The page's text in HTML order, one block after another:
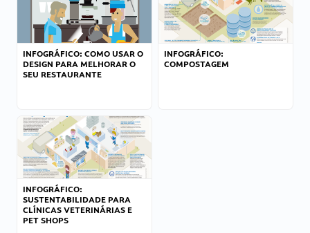
INFOGRÁFICO: COMO USAR O
DESIGN PARA MELHORAR O
SEU RESTAURANTE
INFOGRÁFICO:
COMPOSTAGEM
INFOGRÁFICO:
SUSTENTABILIDADE PARA
CLÍNICAS VETERINÁRIAS E
PET SHOPS